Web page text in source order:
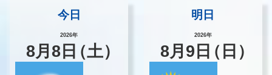
今日
2026年
8月8 日（土）
明日
2026年
8月 9 日（日）